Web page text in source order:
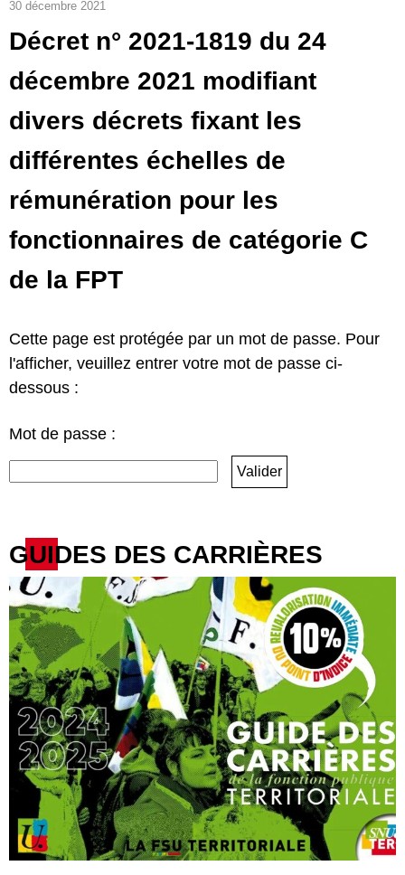
30 décembre 2021
Décret n° 2021-1819 du 24
décembre 2021 modifiant
divers décrets fixant les
différentes échelles de
rémunération pour les
fonctionnaires de catégorie C
de la FPT
Cette page est protégée par un mot de passe. Pour
l'afficher, veuillez entrer votre mot de passe ci-
dessous :
Mot de passe :
GUIDES DES CARRIÈRES